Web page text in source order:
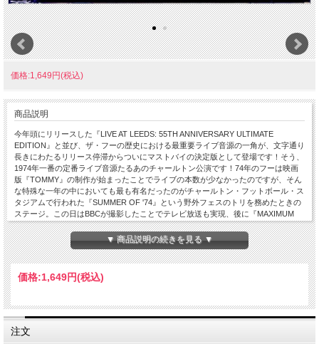
価格:1,649円(税込)
商品説明
今年頭にリリースした『LIVE AT LEEDS: 55TH ANNIVERSARY ULTIMATE
EDITION』と並び、ザ・フーの歴史における最重要ライブ音源の一角が、文字通り
長きにわたるリリース停滞からついにマストバイの決定版として登場です！そう、
1974年一番の定番ライブ音源たるあのチャールトン公演です！74年のフーは映画
版『TOMMY』の制作が始まったことでライブの本数が少なかったのですが、そん
な特殊な一年の中においても最も有名だったのがチャールトン・フットボール・ス
タジアムで行われた『SUMMER OF '74』という野外フェスのトリを務めたときの
ステージ。この日はBBCが撮影したことでテレビ放送も実現、後に『MAXIMUM
R&B』ビデオに使われるなどして74年のフーを捉えた定番映像と化します。その
『MAXIMUM～』編集時に流出したと思われる未編集ビデオの音声を元にしたのが
懐かしのMidas Touchレーベルからリリースされた紙ジャケ『LIVE AT CHARLTON
1974』。全編がサウンドボードということで当初は名盤扱いされましたが、実は
未収録曲やカットがあり音質もまずまずといった程度。それからほぼ一年後に
Wholiday Musicというレーベルからリリースされた『CHARLTON UNCUT』は対
近かったことからマニアには「SBDよりこっちの方が良い」と言わしめたほどでし
た。それから現在に至るまでチャールトンの音源は複数登場しましたが、それらを
駆使した新たなアイテムというのは作られずじまい。当店も2008年頃にDVDで映
像を『CHARLTON 1974』としてリリースしたきりです。名ライブとして知名度が
▼ 商品説明の続きを見る ▼
価格:1,649円(税込)
注文